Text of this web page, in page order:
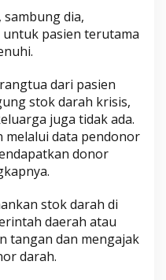
dia,
pasien terutama
dari pasien
stok darah krisis,
juga tidak ada.
melalui data pendonor
donor
stok darah di
daerah atau
tangan dan mengajak
darah.